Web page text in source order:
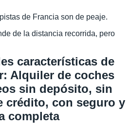
de Francia son de peaje.
de la distancia recorrida, pero
características de
Alquiler de coches
sin depósito, sin
crédito, con seguro y
completa